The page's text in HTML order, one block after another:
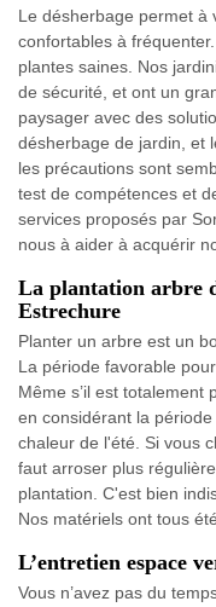
Le désherbage permet à
confortables à
plantes saines. Nos
de sécurité, et ont un
paysager avec des
désherbage de jardin, et
les précautions sont
test de compétences et
services proposés par
nous à aider à acquérir
La plantation arbre
Estrechure
Planter un arbre est un
La période favorable
Même s’il est totalement
en considérant la
chaleur de l'été. Si vous
faut arroser plus
plantation. C'est bien
Nos matériels ont tous
L’entretien espace
Vous n’avez pas du